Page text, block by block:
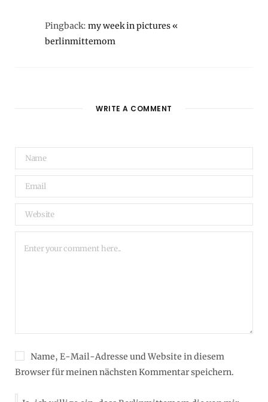
Pingback: my week in pictures «
berlinmittemom
WRITE A COMMENT
Name, E-Mail-Adresse und Website in diesem
Browser für meinen nächsten Kommentar speichern.